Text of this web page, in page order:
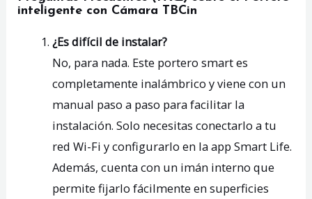
inteligente con Cámara TBCin
¿Es difícil de instalar?
No, para nada. Este portero smart es
completamente inalámbrico y viene con un
manual paso a paso para facilitar la
instalación. Solo necesitas conectarlo a tu
red Wi-Fi y configurarlo en la app Smart Life.
Además, cuenta con un imán interno que
permite fijarlo fácilmente en superficies